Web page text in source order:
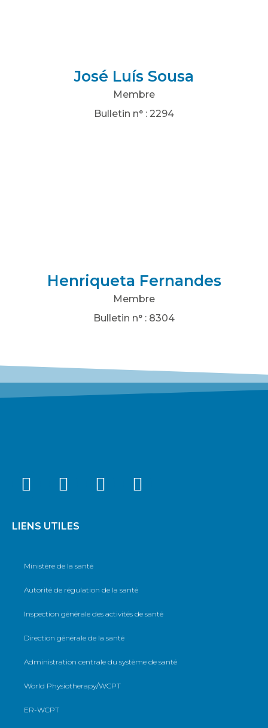
José Luís Sousa
Membre
Bulletin n° : 2294
Henriqueta Fernandes
Membre
Bulletin n° : 8304
LIENS UTILES
Ministère de la santé
Autorité de régulation de la santé
Inspection générale des activités de santé
Direction générale de la santé
Administration centrale du système de santé
World Physiotherapy/WCPT
ER-WCPT